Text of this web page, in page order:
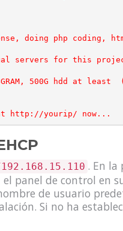
doing php coding,
servers for this
8GRAM, 500G hdd at
. En la
panel de control en
de usuario
Si no ha